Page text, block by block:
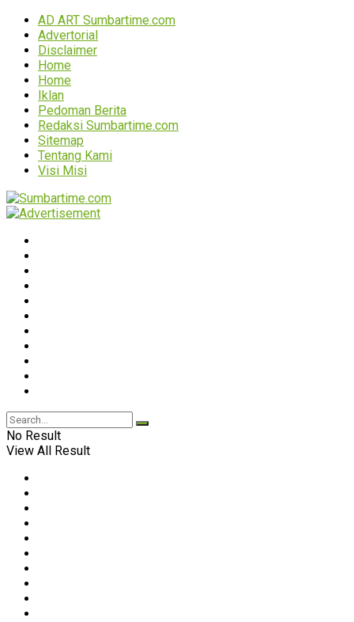
AD ART Sumbartime.com
Advertorial
Disclaimer
Home
Home
Iklan
Pedoman Berita
Redaksi Sumbartime.com
Sitemap
Tentang Kami
Visi Misi
No Result
View All Result